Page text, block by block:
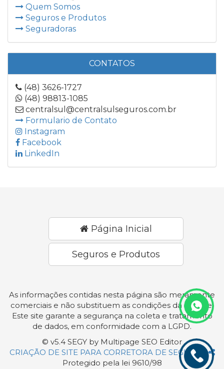
Quem Somos
Seguros e Produtos
Seguradoras
CONTATOS
(48) 3626-1727
(48) 98813-1085
centralsul@centralsulseguros.com.br
Formulario de Contato
Instagram
Facebook
LinkedIn
Página Inicial
Seguros e Produtos
As informações contidas nesta página são meramente
comerciais e não substituem as condições da apólice.
Este site garante a segurança na coleta e tratamento
de dados, em conformidade com a LGPD.
© v5.4 SEGY by Multipage SEO Editor
CRIAÇÃO DE SITE PARA CORRETORA DE SEGUROS
Protegido pela lei 9610/98